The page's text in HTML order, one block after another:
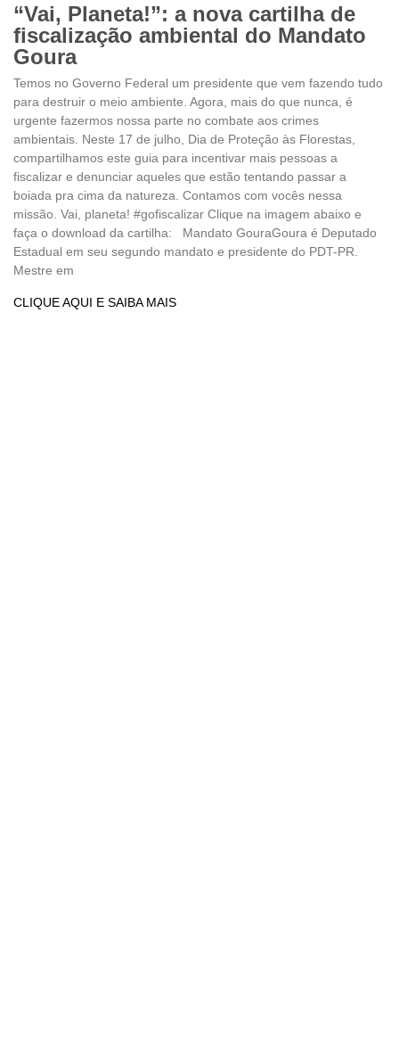
“Vai, Planeta!”: a nova cartilha de
fiscalização ambiental do Mandato
Goura
Temos no Governo Federal um presidente que vem fazendo tudo
para destruir o meio ambiente. Agora, mais do que nunca, é
urgente fazermos nossa parte no combate aos crimes
ambientais. Neste 17 de julho, Dia de Proteção às Florestas,
compartilhamos este guia para incentivar mais pessoas a
fiscalizar e denunciar aqueles que estão tentando passar a
boiada pra cima da natureza. Contamos com vocês nessa
missão. Vai, planeta! #gofiscalizar Clique na imagem abaixo e
faça o download da cartilha: Mandato GouraGoura é Deputado
Estadual em seu segundo mandato e presidente do PDT-PR.
Mestre em
CLIQUE AQUI E SAIBA MAIS